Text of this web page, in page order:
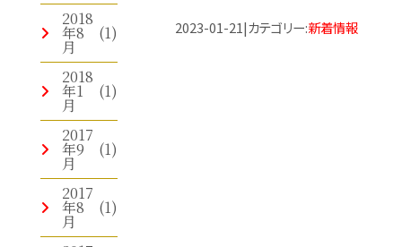
2018
年8
月
(1)
2018
年1
月
(1)
2017
年9
月
(1)
2017
年8
月
(1)
2023-01-21|カテゴリー:新着情報